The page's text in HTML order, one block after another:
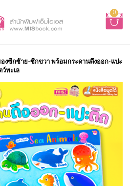
0
งซีกซ้าย-ซีกขวา พร้อมกระดานดึงออก-แปะ
ทะเล